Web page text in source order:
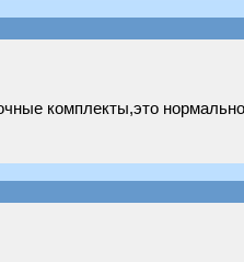
комплекты,это